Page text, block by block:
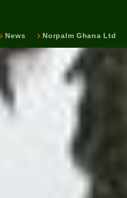
News Norpalm Ghana Ltd